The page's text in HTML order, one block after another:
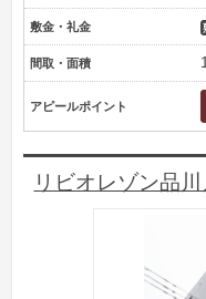
敷金・礼金
間取・面積
アピールポイント
リビオレゾン品